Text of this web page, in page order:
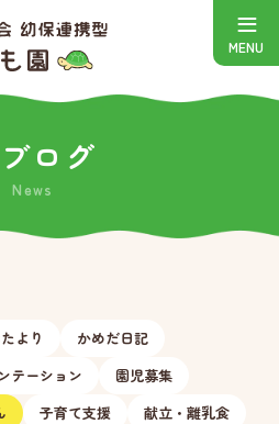
ログ
News
より
かめだ日記
テーション
園児募集
子育て支援 献立・離乳食